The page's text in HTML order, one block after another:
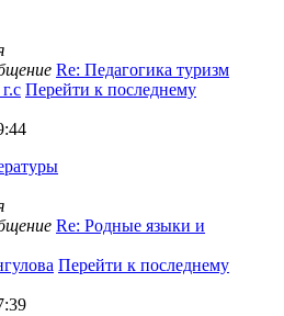
Re: Педагогика туризм
Перейти к последнему
Re: Родные языки и
Перейти к последнему